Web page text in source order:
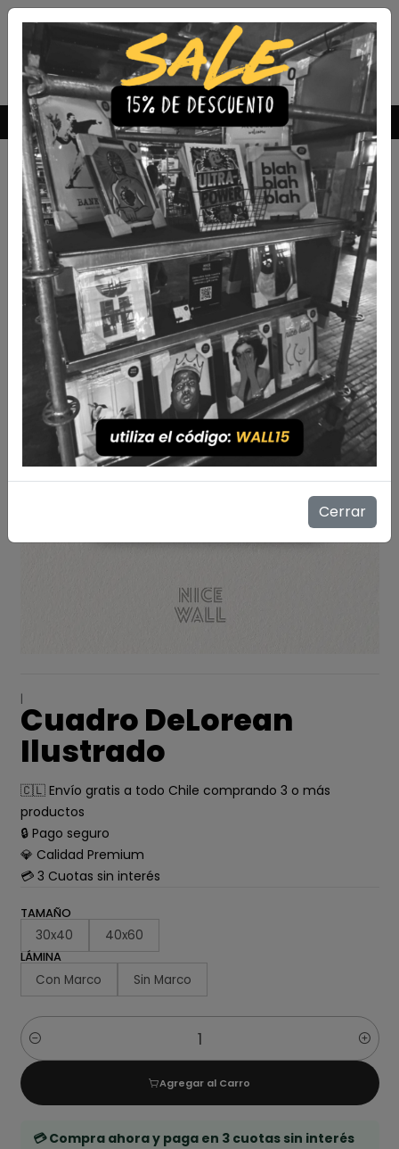
Envío Gratis a todo Chile comprando 3 o más productos
|
Cuadro DeLorean
Ilustrado
🇨🇱 Envío gratis a todo Chile comprando 3 o más
productos
🔒 Pago seguro
💎 Calidad Premium
💳 3 Cuotas sin interés
TAMAÑO
30x40 40x60
LÁMINA
Con Marco Sin Marco
Cantidad
Agregar al Carro
💳 Compra ahora y paga en 3 cuotas sin interés
Cerrar